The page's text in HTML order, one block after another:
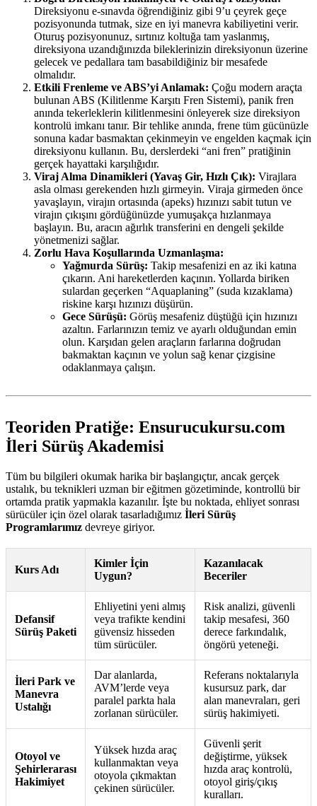
Direksiyonu e-sınavda öğrendiğiniz gibi 9’u çeyrek geçe
pozisyonunda tutmak, size en iyi manevra kabiliyetini verir.
Oturuş pozisyonunuz, sırtınız koltuğa tam yaslanmış,
direksiyona uzandığınızda bileklerinizin direksiyonun üzerine
gelecek ve pedallara tam basabildiğiniz bir mesafede
olmalıdır.
Etkili Frenleme ve ABS’yi Anlamak: Çoğu modern araçta
bulunan ABS (Kilitlenme Karşıtı Fren Sistemi), panik fren
anında tekerleklerin kilitlenmesini önleyerek size direksiyon
kontrolü imkanı tanır. Bir tehlike anında, frene tüm gücünüzle
sonuna kadar basmaktan çekinmeyin ve engelden kaçmak için
direksiyonu kullanın. Bu, derslerdeki “ani fren” pratiğinin
gerçek hayattaki karşılığıdır.
Viraj Alma Dinamikleri (Yavaş Gir, Hızlı Çık): Virajlara
asla olması gerekenden hızlı girmeyin. Viraja girmeden önce
yavaşlayın, virajın ortasında (apeks) hızınızı sabit tutun ve
virajın çıkışını gördüğünüzde yumuşakça hızlanmaya
başlayın. Bu, aracın ağırlık transferini en dengeli şekilde
yönetmenizi sağlar.
Zorlu Hava Koşullarında Uzmanlaşma:
Yağmurda Sürüş: Takip mesafenizi en az iki katına
çıkarın. Ani hareketlerden kaçının. Yollarda biriken
sulardan geçerken “Aquaplaning” (suda kızaklama)
riskine karşı hızınızı düşürün.
Gece Sürüşü: Görüş mesafeniz düştüğü için hızınızı
azaltın. Farlarınızın temiz ve ayarlı olduğundan emin
olun. Karşıdan gelen araçların farlarına doğrudan
bakmaktan kaçının ve yolun sağ kenar çizgisine
odaklanmaya çalışın.
Teoriden Pratiğe: Ensurucukursu.com
İleri Sürüş Akademisi
Tüm bu bilgileri okumak harika bir başlangıçtır, ancak gerçek
ustalık, bu teknikleri uzman bir eğitmen gözetiminde, kontrollü bir
ortamda pratik yapmakla kazanılır. İşte bu noktada, ehliyet sonrası
sürücüler için özel olarak tasarladığımız İleri Sürüş
Programlarımız devreye giriyor.
Kurs Adı
Kimler İçin
Uygun?
Kazanılacak
Beceriler
Defansif
Sürüş Paketi
Ehliyetini yeni almış
veya trafikte kendini
güvensiz hisseden
tüm sürücüler.
Risk analizi, güvenli
takip mesafesi, 360
derece farkındalık,
öngörü yeteneği.
İleri Park ve
Manevra
Ustalığı
Dar alanlarda,
AVM’lerde veya
paralel parkta hala
zorlanan sürücüler.
Referans noktalarıyla
kusursuz park, dar
alan manevraları, geri
sürüş hakimiyeti.
Otoyol ve
Şehirlerarası
Hakimiyet
Yüksek hızda araç
kullanmaktan veya
otoyola çıkmaktan
çekinen sürücüler.
Güvenli şerit
değiştirme, yüksek
hızda araç kontrolü,
otoyol giriş/çıkış
kuralları.